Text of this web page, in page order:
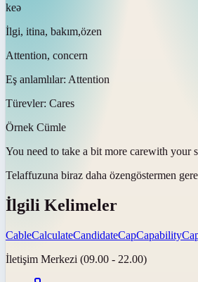
keə
İlgi, itina, bakım,özen
Attention, concern
Eş anlamlılar: Attention
Türevler: Cares
Örnek Cümle
You need to take a bit more carewith your
Telaffuzuna biraz daha özengöstermen
İlgili Kelimeler
CableCalculateCandidateCapCapability
İletişim Merkezi (09.00 - 22.00)